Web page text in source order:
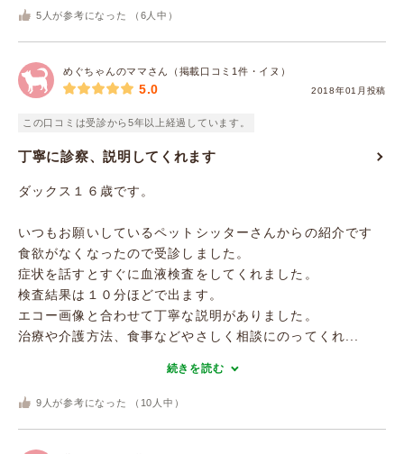
5 人が参考になった （ 6 人中）
めぐちゃんのママさん（掲載口コミ1件・イヌ）
2018年01月投稿
5.0
この口コミは受診から5年以上経過しています。
丁寧に診察、説明してくれます
ダックス１６歳です。
いつもお願いしているペットシッターさんからの紹介です
食欲がなくなったので受診しました。
症状を話すとすぐに血液検査をしてくれました。
検査結果は１０分ほどで出ます。
エコー画像と合わせて丁寧な説明がありました。
治療や介護方法、食事などやさしく相談にのってくれ...
続きを読む
9 人が参考になった （ 10 人中）